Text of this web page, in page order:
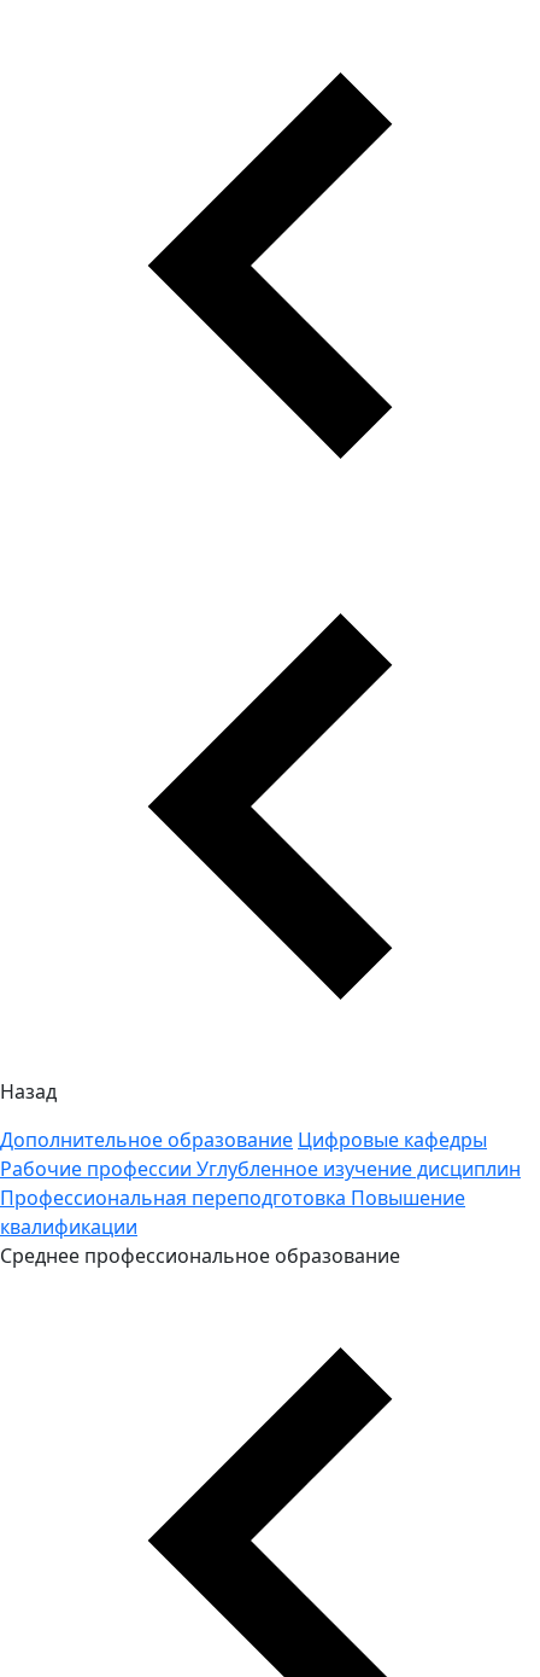
Назад
Дополнительное образование Цифровые кафедры
Рабочие профессии Углубленное изучение дисциплин
Профессиональная переподготовка Повышение
квалификации
Среднее профессиональное образование